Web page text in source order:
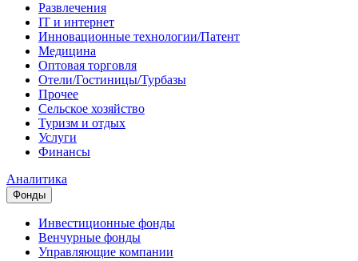
Развлечения
IT и интернет
Инновационные технологии/Патент
Медицина
Оптовая торговля
Отели/Гостиницы/Турбазы
Прочее
Сельское хозяйство
Туризм и отдых
Услуги
Финансы
Аналитика
Фонды
Инвестиционные фонды
Венчурные фонды
Управляющие компании